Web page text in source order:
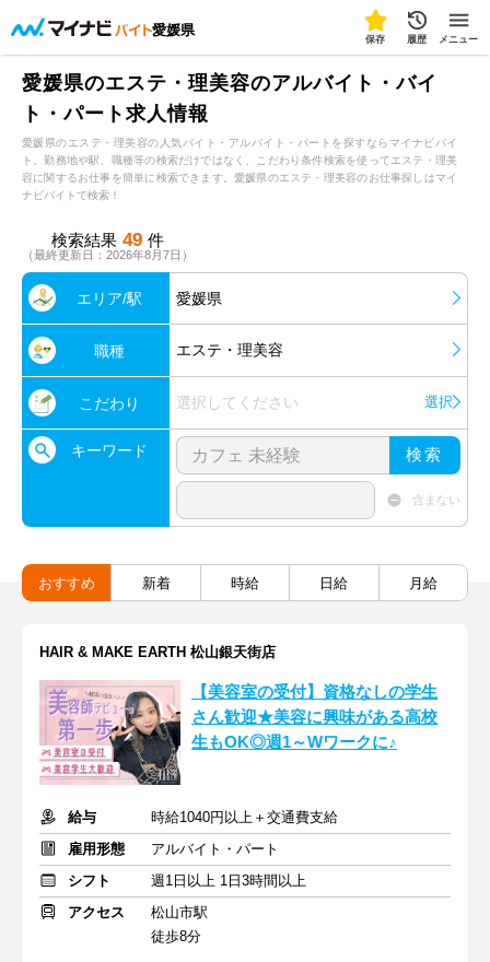
愛媛県
保存 履歴 メニュー
愛媛県のエステ・理美容のアルバイト・バイ
ト・パート求人情報
愛媛県のエステ・理美容の人気バイト・アルバイト・パートを探すならマイナビバイ
ト。勤務地や駅、職種等の検索だけではなく、こだわり条件検索を使ってエステ・理美
容に関するお仕事を簡単に検索できます。愛媛県のエステ・理美容のお仕事探しはマイ
ナビバイトで検索！
検索結果 49 件
（最終更新日：2026年8月7日）
エリア/駅 愛媛県
職種 エステ・理美容
こだわり 選択してください 選択
キーワード 検索
含まない
おすすめ 新着 時給 日給 月給
HAIR & MAKE EARTH 松山銀天街店
【美容室の受付】資格なしの学生
さん歓迎★美容に興味がある高校
生もOK◎週1～Wワークに♪
給与
時給1040円以上＋交通費支給
雇用形態
アルバイト・パート
シフト
週1日以上 1日3時間以上
アクセス
松山市駅
徒歩8分